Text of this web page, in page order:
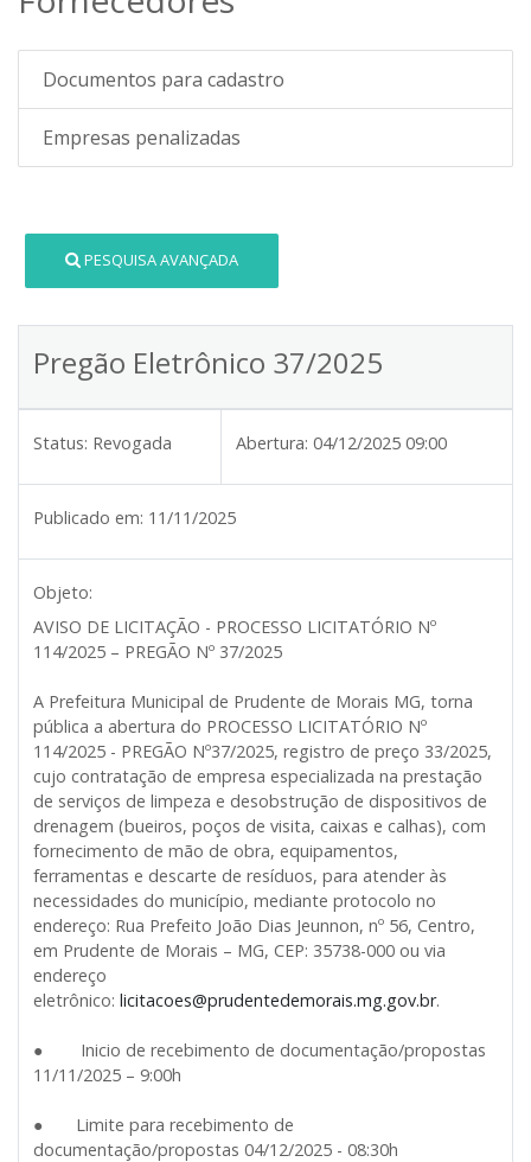
Documentos para cadastro
Empresas penalizadas
PESQUISA AVANÇADA
Pregão Eletrônico 37/2025
Status: Revogada Abertura: 04/12/2025 09:00
Publicado em: 11/11/2025
Objeto:
AVISO DE LICITAÇÃO - PROCESSO LICITATÓRIO Nº
114/2025 – PREGÃO Nº 37/2025
A Prefeitura Municipal de Prudente de Morais MG, torna
pública a abertura do PROCESSO LICITATÓRIO Nº
114/2025 - PREGÃO Nº37/2025, registro de preço 33/2025,
cujo contratação de empresa especializada na prestação
de serviços de limpeza e desobstrução de dispositivos de
drenagem (bueiros, poços de visita, caixas e calhas), com
fornecimento de mão de obra, equipamentos,
ferramentas e descarte de resíduos, para atender às
necessidades do município, mediante protocolo no
endereço: Rua Prefeito João Dias Jeunnon, nº 56, Centro,
em Prudente de Morais – MG, CEP: 35738-000 ou via
endereço
eletrônico: licitacoes@prudentedemorais.mg.gov.br.
● Inicio de recebimento de documentação/propostas
11/11/2025 – 9:00h
● Limite para recebimento de
documentação/propostas 04/12/2025 - 08:30h